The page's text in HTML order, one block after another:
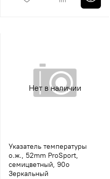
Нет в наличии
Указатель температуры
о.ж., 52mm ProSport,
семицветный, 90o
Зеркальный